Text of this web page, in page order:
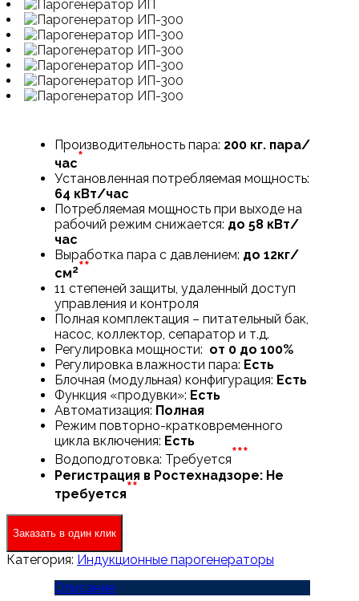
Производительность пара: 200 кг. пара/
час*
Установленная потребляемая мощность:
64 кВт/час
Потребляемая мощность при выходе на
рабочий режим снижается: до 58 кВт/
час
Выработка пара с давлением: до 12кг/
см2**
11 степеней защиты, удаленный доступ
управления и контроля
Полная комплектация – питательный бак,
насос, коллектор, сепаратор и т.д.
Регулировка мощности: от 0 до 100%
Регулировка влажности пара: Есть
Блочная (модульная) конфигурация: Есть
Функция «продувки»: Есть
Автоматизация: Полная
Режим повторно-кратковременного
цикла включения: Есть
Водоподготовка: Требуется***
Регистрация в Ростехнадзоре: Не
требуется**
Заказать в один клик
Категория: Индукционные парогенераторы
Описание